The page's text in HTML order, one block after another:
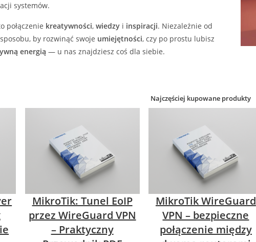
systemów.
połączenie kreatywności, wiedzyi inspiracji. Niezależnie od
by rozwinąć swoje umiejętności, czy po prostu lubisz
energią — u nas znajdziesz coś dla siebie.
Najczęściej kupowane produkty
MikroTik: Tunel EoIP
przez WireGuard VPN
– Praktyczny
MikroTik WireGuard
VPN – bezpieczne
połączenie między